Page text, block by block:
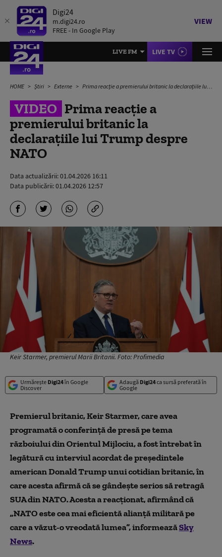
Digi24
m.digi24.ro
FREE - In Google Play
VIEW
LIVE FM LIVE TV
HOME Știri Externe Prima reacție a premierului britanic la declarațiile lui Trump despre NATO
VIDEO Prima reacție a
premierului britanic la
declarațiile lui Trump despre
NATO
Data actualizării:01.04.2026 16:11
Data publicării:01.04.2026 12:57
Keir Starmer, premierul Marii Britanii. Foto: Profimedia
Urmărește Digi24în Google
Discover
Adaugă Digi24ca sursă preferată în
Google
Premierul britanic, Keir Starmer, care avea
programată o conferință de presă pe tema
războiului din Orientul Mijlociu, a fost întrebat în
legătură cu interviul acordat de președintele
american Donald Trump unui cotidian britanic, în
care acesta afirmă că se gândeşte serios să retragă
SUA din NATO. Acesta a reacționat, afirmând că
„NATO este cea mai eficientă alianță militară pe
care a văzut-o vreodată lumea”, informeazăSky
News.